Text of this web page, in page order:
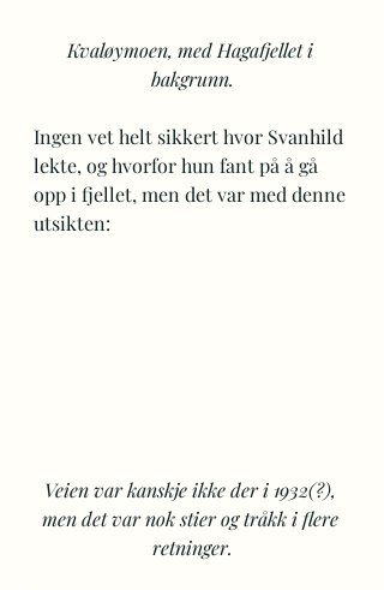
Kvaløymoen, med Hagafjellet i
bakgrunn.
Ingen vet helt sikkert hvor Svanhild
lekte, og hvorfor hun fant på å gå
opp i fjellet, men det var med denne
utsikten:
Veien var kanskje ikke der i 1932(?),
men det var nok stier og tråkk i flere
retninger.